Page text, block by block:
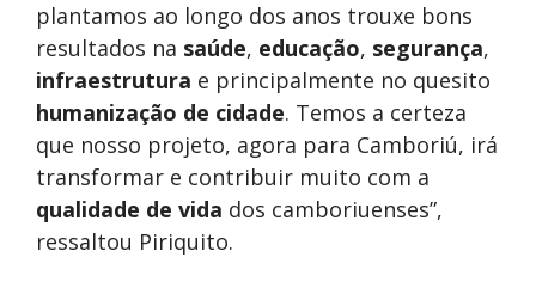
plantamos ao longo dos anos trouxe bons
resultados na saúde, educação, segurança,
infraestrutura e principalmente no quesito
humanização de cidade. Temos a certeza
que nosso projeto, agora para Camboriú, irá
transformar e contribuir muito com a
qualidade de vida dos camboriuenses”,
ressaltou Piriquito.